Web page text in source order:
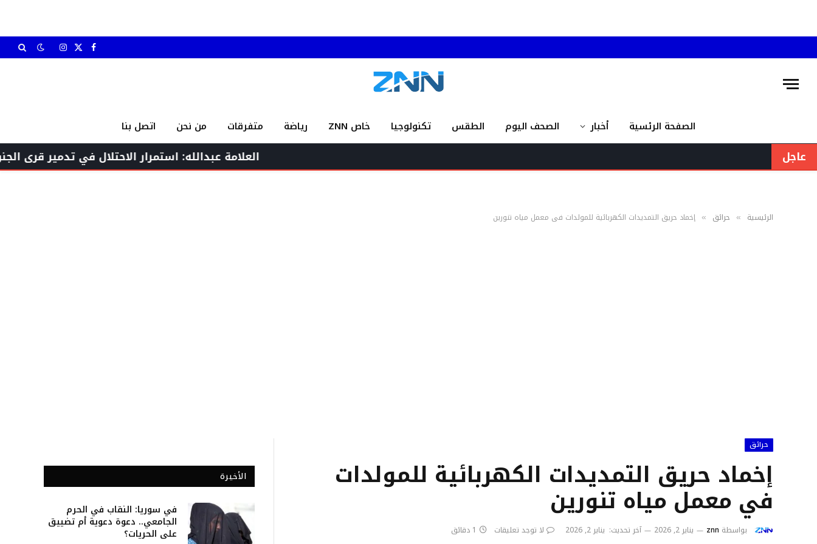
فيسبوك
X الانستغرام
الصفحة الرئسية أخبار الصحف اليوم الطقس تكنولوجيا خاص ZNN رياضة متفرقات من نحن اتصل بنا
عاجل العلامة عبدالله: استمرار الاحتلال في تدمير قرى الجنوب
الرئيسية » حرائق » إخماد حريق التمديدات الكهربائية للمولدات في معمل مياه تنورين
حرائق
إخماد حريق التمديدات الكهربائية للمولدات
في معمل مياه تنورين
بواسطة znn يناير 2, 2026 آخر تحديث: يناير 2, 2026 لا توجد تعليقات 1 دقائق
الأخيرة
في سوريا: النقاب في الحرم
الجامعي.. دعوة دعوية أم تضييق
على الحريات؟